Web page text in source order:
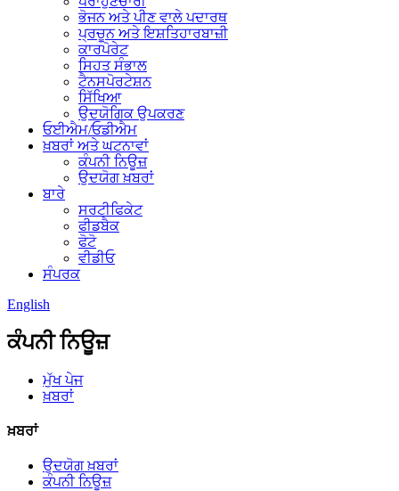
ਭੋਜਨ ਅਤੇ ਪੀਣ ਵਾਲੇ ਪਦਾਰਥ
ਪ੍ਰਚੂਨ ਅਤੇ ਇਸ਼ਤਿਹਾਰਬਾਜ਼ੀ
ਕਾਰਪੋਰੇਟ
ਸਿਹਤ ਸੰਭਾਲ
ਟੈਨਸਪੋਰਟੇਸ਼ਨ
ਸਿੱਖਿਆ
ਉਦਯੋਗਿਕ ਉਪਕਰਣ
ਓਈਐਮ/ਓਡੀਐਮ
ਖ਼ਬਰਾਂ ਅਤੇ ਘਟਨਾਵਾਂ
ਕੰਪਨੀ ਨਿਊਜ਼
ਉਦਯੋਗ ਖ਼ਬਰਾਂ
ਬਾਰੇ
ਸਰਟੀਫਿਕੇਟ
ਫੀਡਬੈਕ
ਫੋਟੋ
ਵੀਡੀਓ
ਸੰਪਰਕ
English
ਕੰਪਨੀ ਨਿਊਜ਼
ਮੁੱਖ ਪੇਜ
ਖ਼ਬਰਾਂ
ਖ਼ਬਰਾਂ
ਉਦਯੋਗ ਖ਼ਬਰਾਂ
ਕੰਪਨੀ ਨਿਊਜ਼